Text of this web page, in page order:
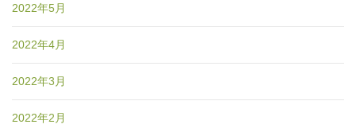
2022年5月
2022年4月
2022年3月
2022年2月